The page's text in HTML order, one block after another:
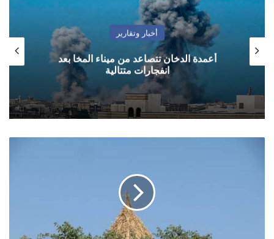
أخبار وتقارير
أعمدة الدخان تتصاعد من ميناء المخا بعد
انفجارات متتالية